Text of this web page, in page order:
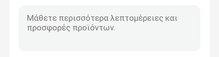
Πυροσβεστικό όχημα Water Tower